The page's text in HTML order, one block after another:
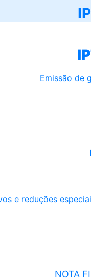
Emissão de
e reduções
NOTA